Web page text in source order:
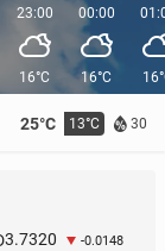
25°C 13°C 30
23:00
16°C
00:00
16°C
3.7320 -0.0148